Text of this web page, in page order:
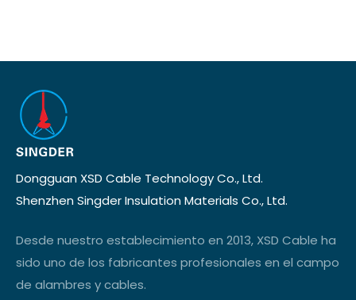
Dongguan XSD Cable Technology Co., Ltd.
Shenzhen Singder Insulation Materials Co., Ltd.
Desde nuestro establecimiento en 2013, XSD Cable ha
sido uno de los fabricantes profesionales en el campo
de alambres y cables.